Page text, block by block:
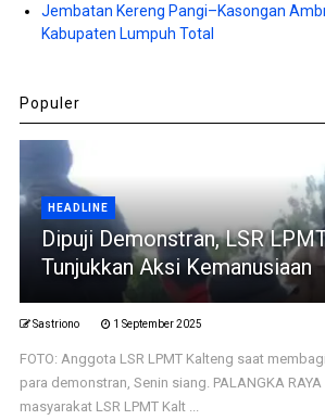
Jembatan Kereng Pangi–Kasongan
Kabupaten Lumpuh Total
Populer
HEADLINE
Dipuji Demonstran, LSR
Tunjukkan Aksi Kemanusiaan
Sastriono 1 September 2025
FOTO: Anggota LSR LPMT Kalteng saat
para demonstran, Senin siang. PALANGKA
masyarakat LSR LPMT Kalt ...